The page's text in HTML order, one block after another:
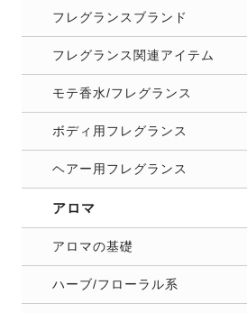
フレグランスブランド
フレグランス関連アイテム
モテ香水/フレグランス
ボディ用フレグランス
ヘアー用フレグランス
アロマ
アロマの基礎
ハーブ/フローラル系